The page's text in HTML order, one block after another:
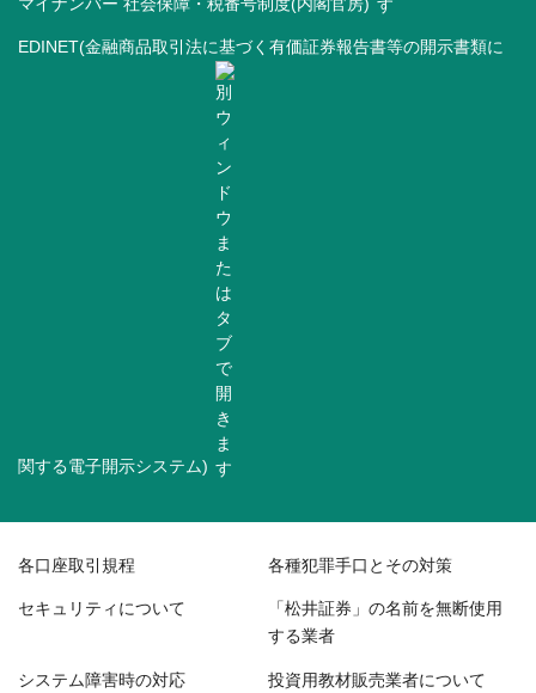
EDINET(金融商品取引法に基づく有価証券報告書等の開示書類に
関する電子開示システム)
各口座取引規程 各種犯罪手口とその対策
セキュリティについて 「松井証券」の名前を無断使用
する業者
システム障害時の対応 投資用教材販売業者について